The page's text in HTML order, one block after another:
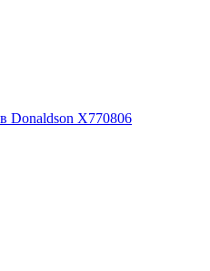
Donaldson X770806